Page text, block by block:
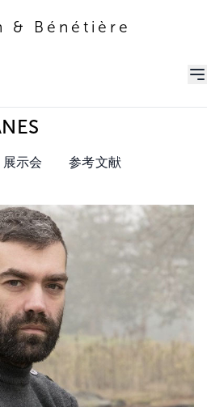
& Bénétière
展示会 参考文献